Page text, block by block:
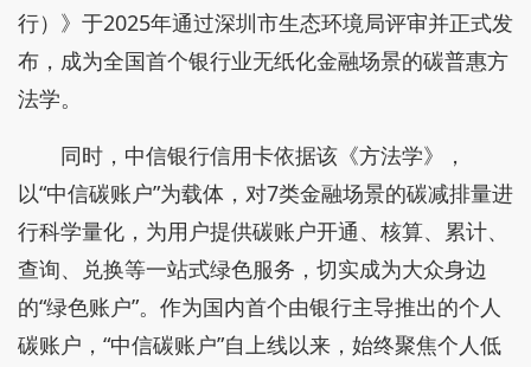
行）》于2025年通过深圳市生态环境局评审并正式发
布，成为全国首个银行业无纸化金融场景的碳普惠方
法学。
同时，中信银行信用卡依据该《方法学》，
以“中信碳账户”为载体，对7类金融场景的碳减排量进
行科学量化，为用户提供碳账户开通、核算、累计、
查询、兑换等一站式绿色服务，切实成为大众身边
的“绿色账户”。作为国内首个由银行主导推出的个人
碳账户，“中信碳账户”自上线以来，始终聚焦个人低